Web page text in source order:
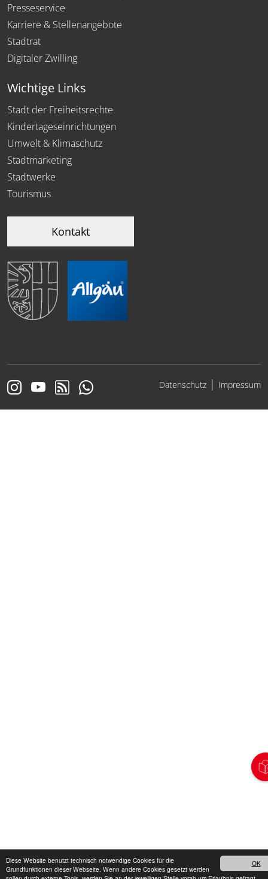
OK
Diese Website benutzt technisch notwendige Cookies für die
Grundfunktionen dieser Webseite. Wenn andere Cookies gesetzt werden
Presseservice
Karriere & Stellenangebote
Stadtrat
Digitaler Zwilling
Wichtige Links
Stadt der Freiheitsrechte
Kindertageseinrichtungen
Umwelt & Klimaschutz
Stadtmarketing
Stadtwerke
Tourismus
Kontakt
Datenschutz| Impressum